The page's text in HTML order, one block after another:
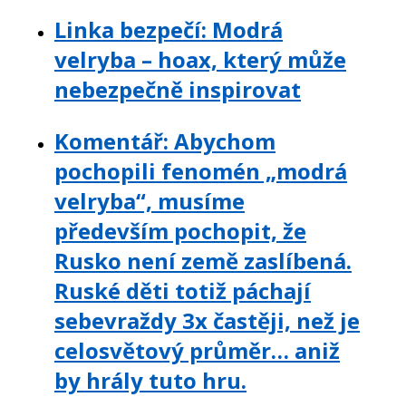
Linka bezpečí: Modrá
velryba – hoax, který může
nebezpečně inspirovat
Komentář: Abychom
pochopili fenomén „modrá
velryba“, musíme
především pochopit, že
Rusko není země zaslíbená.
Ruské děti totiž páchají
sebevraždy 3x častěji, než je
celosvětový průměr… aniž
by hrály tuto hru.